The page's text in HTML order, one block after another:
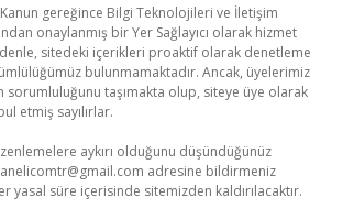
Kanun gereğince Bilgi Teknolojileri ve İletişim
onaylanmış bir Yer Sağlayıcı olarak hizmet
sitedeki içerikleri proaktif olarak denetleme
bulunmamaktadır. Ancak, üyelerimiz
sorumluluğunu taşımakta olup, siteye üye olarak
etmiş sayılırlar.
aykırı olduğunu düşündüğünüz
adresine bildirmeniz
yasal süre içerisinde sitemizden kaldırılacaktır.